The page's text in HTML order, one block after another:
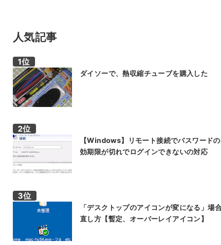
人気記事
ダイソーで、熱収縮チューブを購入した
【Windows】リモート接続でパスワード
効期限が切れでログインできないの対応
「デスクトップのアイコンが変になる」場
直し方【暫定、オーバーレイアイコン】